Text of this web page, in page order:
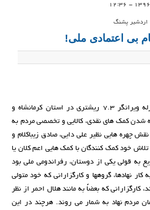
اردشیر پشنگ
بی اعتمادی ملی!
وقوع زلزله ویرانگر 7.3 ریشتری در استان کرمانشاه و
شدن کمک های نقدی، کالایی و تخصصی مردم به
چهره هایی نظیر علی دایی، صادق زیباکلام و
خود کمک کنندگان با کمک هایی اعم کلان یا
به قولی یکی از دوستان، رفراندومی ملی بود
نهادها، گروهها و کارگزارانی که خود متولی
که بعضاً به مانند هلال احمر از نظر
مردم نهاد به شمار می روند. هرچند در این